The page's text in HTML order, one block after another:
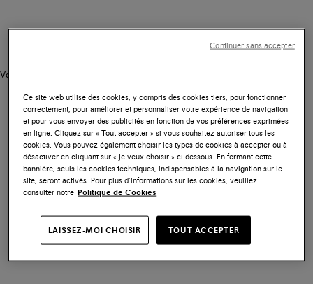
Voir des produits similaires
Ce site web utilise des cookies, y compris des cookies tiers, pour fonctionner
correctement, pour améliorer et personnaliser votre expérience de navigation
et pour vous envoyer des publicités en fonction de vos préférences exprimées
en ligne. Cliquez sur « Tout accepter » si vous souhaitez autoriser tous les
cookies. Vous pouvez également choisir les types de cookies à accepter ou à
désactiver en cliquant sur « Je veux choisir » ci-dessous. En fermant cette
bannière, seuls les cookies techniques, indispensables à la navigation sur le
site, seront activés. Pour plus d’informations sur les cookies, veuillez
consulter notre Politique de Cookies
LAISSEZ-MOI CHOISIR TOUT ACCEPTER
Continuer sans accepter